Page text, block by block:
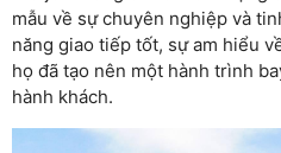
mẫu về sự chuyên nghiệp và
năng giao tiếp tốt, sự am hiểu
họ đã tạo nên một hành trình
hành khách.